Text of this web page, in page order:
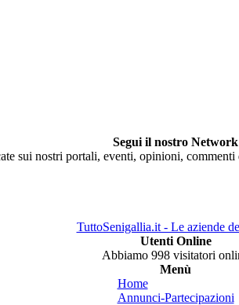
Segui il nostro Network
sui nostri portali, eventi, opinioni,
TuttoSenigallia.it - Le aziende
Utenti Online
Abbiamo 998 visitatori
Menù
Home
Annunci-Partecipazioni